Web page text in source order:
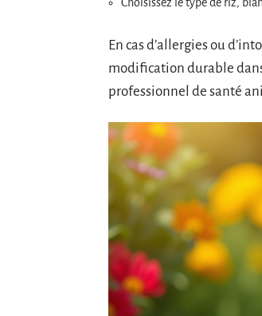
En cas d’allergies ou
modification durable
professionnel de santé